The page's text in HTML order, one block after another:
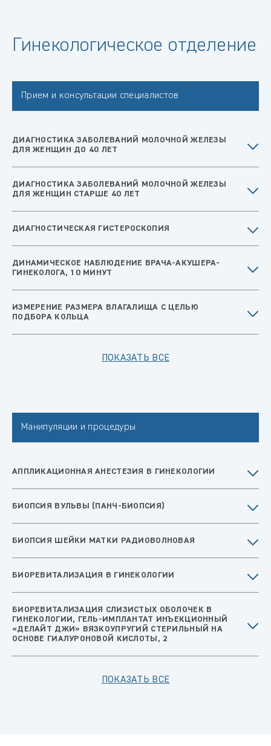
Гинекологическое отделение
Прием и консультации специалистов
ДИАГНОСТИКА ЗАБОЛЕВАНИЙ МОЛОЧНОЙ ЖЕЛЕЗЫ
ДЛЯ ЖЕНЩИН ДО 40 ЛЕТ
ДИАГНОСТИКА ЗАБОЛЕВАНИЙ МОЛОЧНОЙ ЖЕЛЕЗЫ
ДЛЯ ЖЕНЩИН СТАРШЕ 40 ЛЕТ
ДИАГНОСТИЧЕСКАЯ ГИСТЕРОСКОПИЯ
ДИНАМИЧЕСКОЕ НАБЛЮДЕНИЕ ВРАЧА-АКУШЕРА-
ГИНЕКОЛОГА, 10 МИНУТ
ИЗМЕРЕНИЕ РАЗМЕРА ВЛАГАЛИЩА С ЦЕЛЬЮ
ПОДБОРА КОЛЬЦА
ПОКАЗАТЬ ВСЕ
Манипуляции и процедуры
АППЛИКАЦИОННАЯ АНЕСТЕЗИЯ В ГИНЕКОЛОГИИ
БИОПСИЯ ВУЛЬВЫ (ПАНЧ-БИОПСИЯ)
БИОПСИЯ ШЕЙКИ МАТКИ РАДИОВОЛНОВАЯ
БИОРЕВИТАЛИЗАЦИЯ В ГИНЕКОЛОГИИ
БИОРЕВИТАЛИЗАЦИЯ СЛИЗИСТЫХ ОБОЛОЧЕК В
ГИНЕКОЛОГИИ, ГЕЛЬ-ИМПЛАНТАТ ИНЪЕКЦИОННЫЙ
«ДЕЛАЙТ ДЖИ» ВЯЗКОУПРУГИЙ СТЕРИЛЬНЫЙ НА
ОСНОВЕ ГИАЛУРОНОВОЙ КИСЛОТЫ, 2
ПОКАЗАТЬ ВСЕ